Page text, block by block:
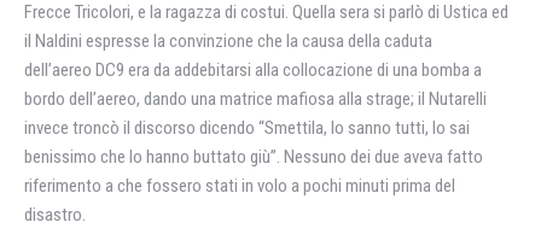
Frecce Tricolori, e la ragazza di costui. Quella sera si parlò di Ustica ed
il Naldini espresse la convinzione che la causa della caduta
dell’aereo DC9 era da addebitarsi alla collocazione di una bomba a
bordo dell’aereo, dando una matrice mafiosa alla strage; il Nutarelli
invece troncò il discorso dicendo “Smettila, lo sanno tutti, lo sai
benissimo che lo hanno buttato giù”. Nessuno dei due aveva fatto
riferimento a che fossero stati in volo a pochi minuti prima del
disastro.